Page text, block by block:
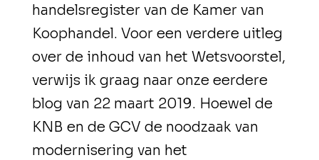
handelsregister van de Kamer van
Koophandel. Voor een verdere uitleg
over de inhoud van het Wetsvoorstel,
verwijs ik graag naar onze eerdere
blog van 22 maart 2019. Hoewel de
KNB en de GCV de noodzaak van
modernisering van het